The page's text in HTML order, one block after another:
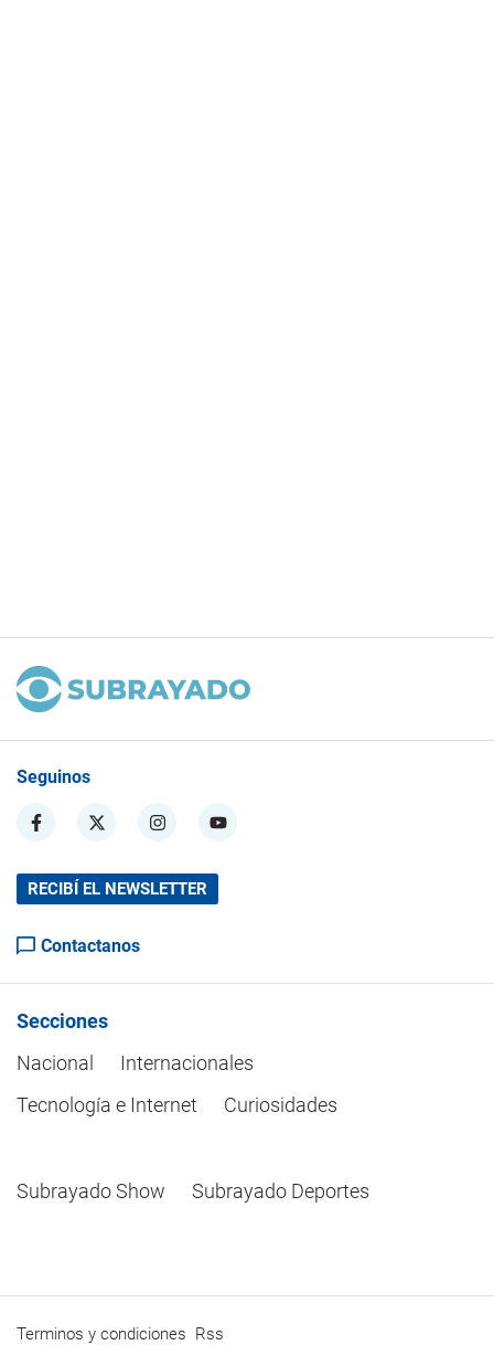
Seguinos
RECIBÍ EL NEWSLETTER
Contactanos
Secciones
Nacional
Internacionales
Tecnología e Internet
Curiosidades
Subrayado Show Subrayado Deportes
Terminos y condiciones Rss